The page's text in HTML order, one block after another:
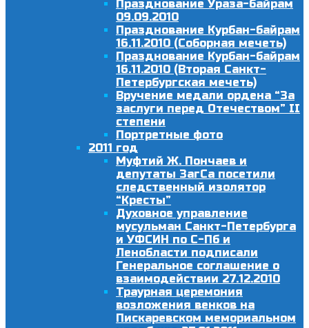
Празднование Ураза-байрам
09.09.2010
Празднование Курбан-байрам
16.11.2010 (Соборная мечеть)
Празднование Курбан-байрам
16.11.2010 (Вторая Санкт-
Петербургская мечеть)
Вручение медали ордена “За
заслуги перед Отечеством” II
степени
Портретные фото
2011 год
Муфтий Ж. Пончаев и
депутаты ЗагСа посетили
следственный изолятор
“Кресты”
Духовное управление
мусульман Санкт-Петербурга
и УФСИН по С-Пб и
Ленобласти подписали
Генеральное соглашение о
взаимодействии 27.12.2010
Траурная церемония
возложения венков на
Пискаревском мемориальном